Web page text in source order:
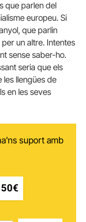
que parlen del
europeu. Si
que parlin
un altre. Intentes
sense saber-ho.
seria que els
les llengües de
en les seves
suport amb
50€